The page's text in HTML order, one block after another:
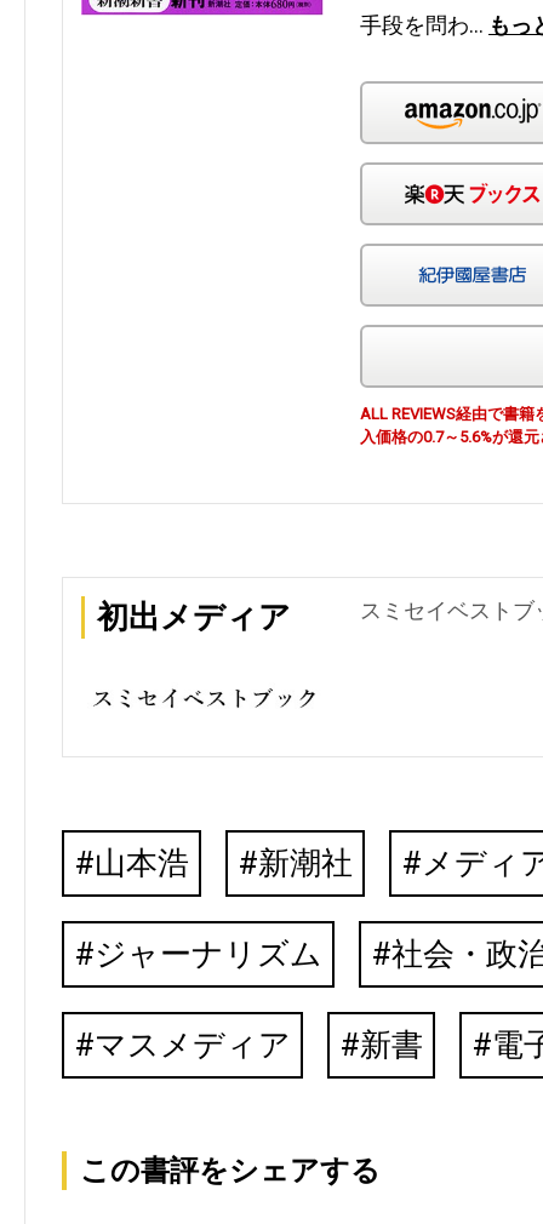
手段を問わ… もっ
ALL REVIEWS経由で書
入価格の0.7～5.6%が還
初出メディア スミセイベスト
山本浩 新潮社 メディ
ジャーナリズム 社会・政
マスメディア 新書 電
この書評をシェアする